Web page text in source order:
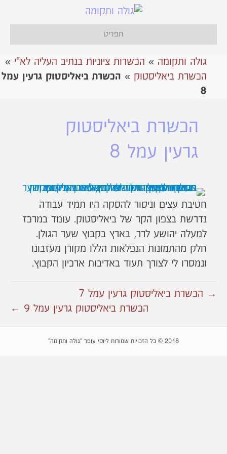
תפריט
גולה ותקומה » הכשרות ציוניות בנתיב העליה לא"י »
הכשרת ביאליסטוק » הכשרת ביאליסטוק גרעין עמל
8
הכשרת ביאליסטוק
גרעין עמל 8
חטיבת עצים וניסור להסקה היו תמיד עבודה
נדרשת בצפון הקר של ביאליסטוק. עומד במרכז
למעלה יהושע לרר, בארץ בקבוץ שער הגולן.
חלק מהתמונות הנפלאות הללו מקורן מעזבונו
ונמסרו לי לצורך תעוד באדיבות ארכיון הקבוץ.
→ הכשרת ביאליסטוק גרעין עמל 7
הכשרת ביאליסטוק גרעין עמל 9 ←
2018 © כל הזכויות שמורות ליוסי עופר "גולה ותקומה"